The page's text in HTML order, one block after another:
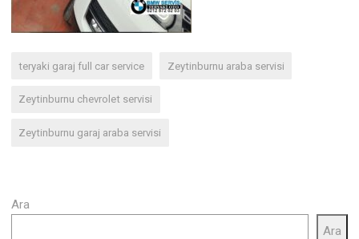
teryaki garaj full car service Zeytinburnu araba servisi
Zeytinburnu chevrolet servisi
Zeytinburnu garaj araba servisi
Ara
Ara